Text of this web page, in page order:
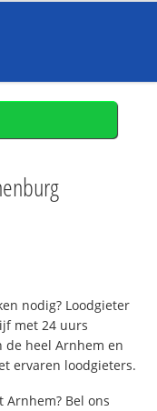
nodig? Loodgieter
met 24 uurs
de heel Arnhem en
ervaren loodgieters.
Bel ons